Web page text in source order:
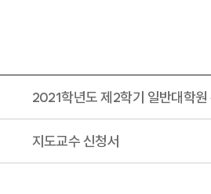
2021학년도 제2학기 일반대학원
지도교수 신청서